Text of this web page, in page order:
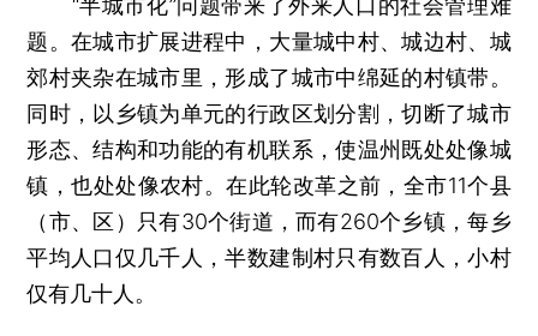
“半城市化”问题带来了外来人口的社会管理难
题。在城市扩展进程中，大量城中村、城边村、城
郊村夹杂在城市里，形成了城市中绵延的村镇带。
同时，以乡镇为单元的行政区划分割，切断了城市
形态、结构和功能的有机联系，使温州既处处像城
镇，也处处像农村。在此轮改革之前，全市11个县
（市、区）只有30个街道，而有260个乡镇，每乡
平均人口仅几千人，半数建制村只有数百人，小村
仅有几十人。